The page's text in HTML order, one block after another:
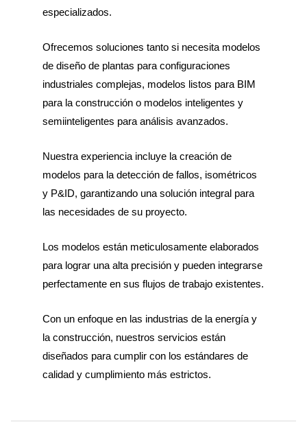
especializados.
Ofrecemos soluciones tanto si necesita modelos
de diseño de plantas para configuraciones
industriales complejas, modelos listos para BIM
para la construcción o modelos inteligentes y
semiinteligentes para análisis avanzados.
Nuestra experiencia incluye la creación de
modelos para la detección de fallos, isométricos
y P&ID, garantizando una solución integral para
las necesidades de su proyecto.
Los modelos están meticulosamente elaborados
para lograr una alta precisión y pueden integrarse
perfectamente en sus flujos de trabajo existentes.
Con un enfoque en las industrias de la energía y
la construcción, nuestros servicios están
diseñados para cumplir con los estándares de
calidad y cumplimiento más estrictos.